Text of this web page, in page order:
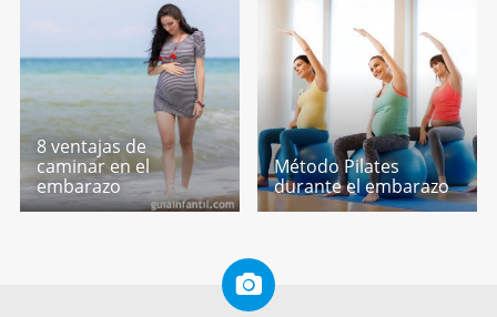
8 ventajas de
caminar en el
embarazo
Método Pilates
durante el embarazo